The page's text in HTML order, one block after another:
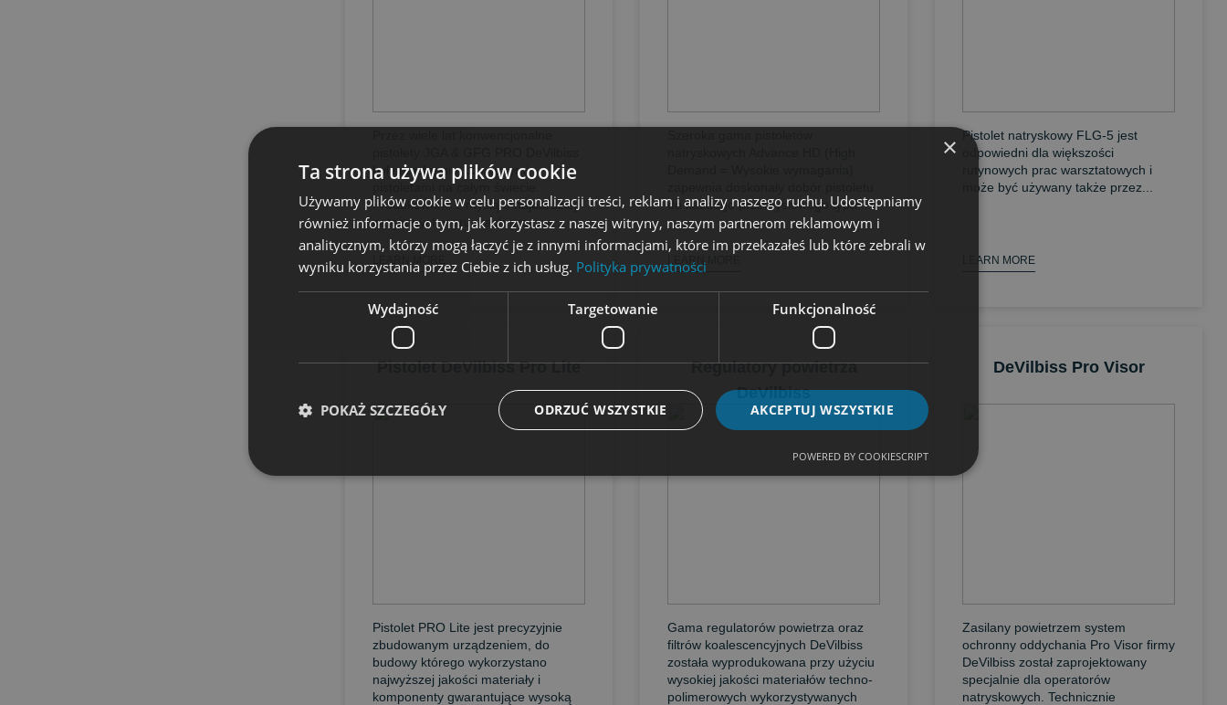
były najchętniej używanymi
pistoletami na całym świecie.
Produkowane z myślą o najbardziej
natężonych warunkach pracy w...
LEARN MORE
do każdego przemysłowego typu...
LEARN MORE
Pistolet natryskowy FLG-5 jest
odpowiedni dla większości
rutynowych prac warsztatowych i
może być używany także przez...
LEARN MORE
Pistolet DeVilbiss Pro Lite
Pistolet PRO Lite jest precyzyjnie
zbudowanym urządzeniem, do
budowy którego wykorzystano
najwyższej jakości materiały i
komponenty gwarantujące wysoką
Regulatory powietrza
DeVilbiss
Gama regulatorów powietrza oraz
filtrów koalescencyjnych DeVilbiss
została wyprodukowana przy użyciu
wysokiej jakości materiałów techno-
polimerowych wykorzystywanych
DeVilbiss Pro Visor
Zasilany powietrzem system
ochronny oddychania Pro Visor firmy
DeVilbiss został zaprojektowany
specjalnie dla operatorów
natryskowych. Technicznie
×
Ta strona używa plików cookie
Używamy plików cookie w celu personalizacji treści, reklam i analizy naszego ruchu. Udostępniamy
również informacje o tym, jak korzystasz z naszej witryny, naszym partnerom reklamowym i
analitycznym, którzy mogą łączyć je z innymi informacjami, które im przekazałeś lub które zebrali w
wyniku korzystania przez Ciebie z ich usług. Polityka prywatności
Wydajność Targetowanie Funkcjonalność
AKCEPTUJ WSZYSTKIE
ODRZUĆ WSZYSTKIE
POKAŻ SZCZEGÓŁY
POWERED BY COOKIESCRIPT